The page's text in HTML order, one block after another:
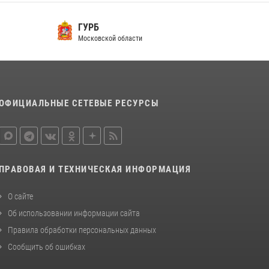
Росгвардейцы открыли свои двери для
школьников в Подмосковье
в преодолении полосы препятствий со
14 июля 2026, 15:13
ГУРБ
Московской области
СЕТЕВЫЕ РЕСУРСЫ
ПРАВОВАЯ И ТЕХНИЧЕСКАЯ ИНФОРМАЦИЯ
О сайте
Об использовании информации сайта
Правила обработки персональных данных
Сообщить об ошибках